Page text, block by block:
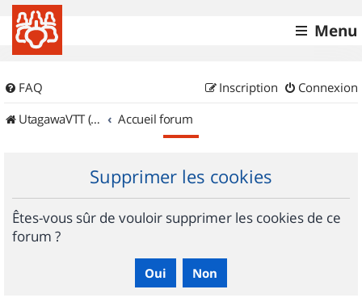
Menu
FAQ Connexion
Inscription
UtagawaVTT (Randos VTT et VTTAE avec traces GPS)
Accueil forum
Supprimer les cookies
Êtes-vous sûr de vouloir supprimer les cookies de ce
forum ?